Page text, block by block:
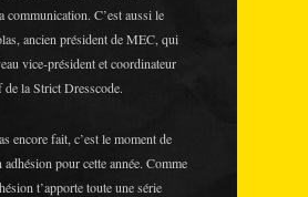
communication. C’est aussi le
ancien président de MEC, qui
vice-président et coordinateur
de la Strict Dresscode.
encore fait, c’est le moment de
pour cette année. Comme
t’apporte toute une série